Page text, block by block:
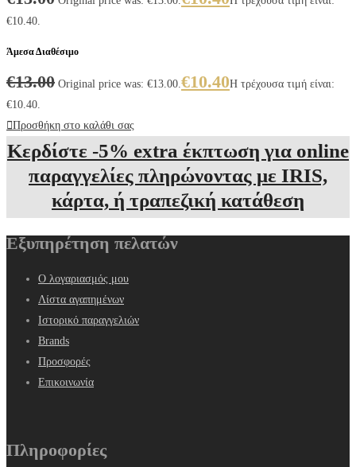
€10.40.
Άμεσα Διαθέσιμο
€13.00 Original price was: €13.00.€10.40Η τρέχουσα τιμή είναι:
€10.40.
Προσθήκη στο καλάθι σας
Κερδίστε -5% extra έκπτωση για online
παραγγελίες πληρώνοντας με IRIS,
κάρτα, ή τραπεζική κατάθεση
Εξυπηρέτηση πελατών
Ο λογαριασμός μου
Λίστα αγαπημένων
Ιστορικό παραγγελιών
Brands
Προσφορές
Επικοινωνία
Πληροφορίες